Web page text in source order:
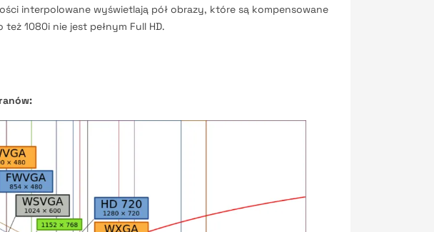
interpolowane wyświetlają pół obrazy, które są kompensowane
1080i nie jest pełnym Full HD.